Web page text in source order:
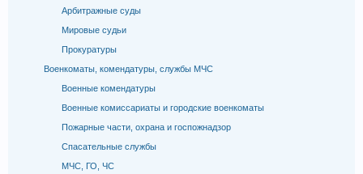
Арбитражные суды
Мировые судьи
Прокуратуры
Военкоматы, комендатуры, службы МЧС
Военные комендатуры
Военные комиссариаты и городские военкоматы
Пожарные части, охрана и госпожнадзор
Спасательные службы
МЧС, ГО, ЧС